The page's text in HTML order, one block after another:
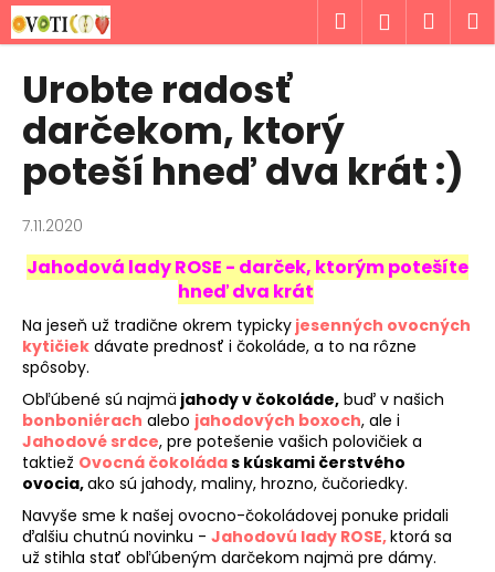
Prejsť
na
obsah
Hľadať
Urobte radosť
darčekom, ktorý
poteší hneď dva krát :)
7.11.2020
Jahodová lady ROSE - darček, ktorým potešíte
hneď dva krát
Na jeseň už tradične okrem typicky jesenných ovocných
kytičiek dávate prednosť i čokoláde, a to na rôzne
spôsoby.
Obľúbené sú najmä jahody v čokoláde, buď v našich
bonboniérach alebo jahodových boxoch, ale i
Jahodové srdce, pre potešenie vašich polovičiek a
taktiež Ovocná čokoládas kúskami čerstvého
ovocia,ako sú jahody, maliny, hrozno, čučoriedky.
Navyše sme k našej ovocno-čokoládovej ponuke pridali
ďalšiu chutnú novinku - Jahodovú lady ROSE,ktorá sa
už stihla stať obľúbeným darčekom najmä pre dámy.
K
o
Č
o
p
o
t
r
b
u
j
e
t
e
n
á
j